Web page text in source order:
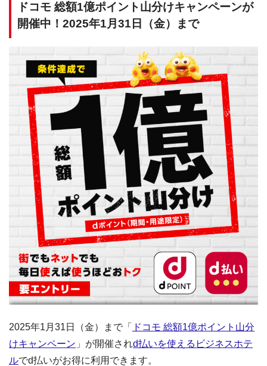
ドコモ 総額1億ポイント山分けキャンペーンが
開催中！2025年1月31日（金）まで
2025年1月31日（金）まで「
ドコモ 総額1億ポイント山分
けキャンペーン 」が開催されd払いを使えるビジネスホテ
ルでd払いがお得に利用できます。